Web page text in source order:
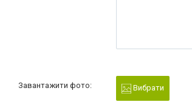
Завантажити фото: Вибрати